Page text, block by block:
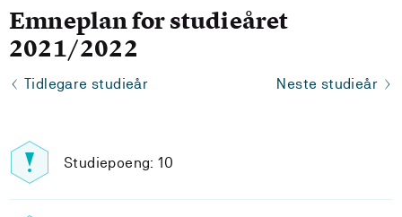
Emneplan for studieåret
2021/2022
Tidlegare studieår Neste studieår
Studiepoeng: 10